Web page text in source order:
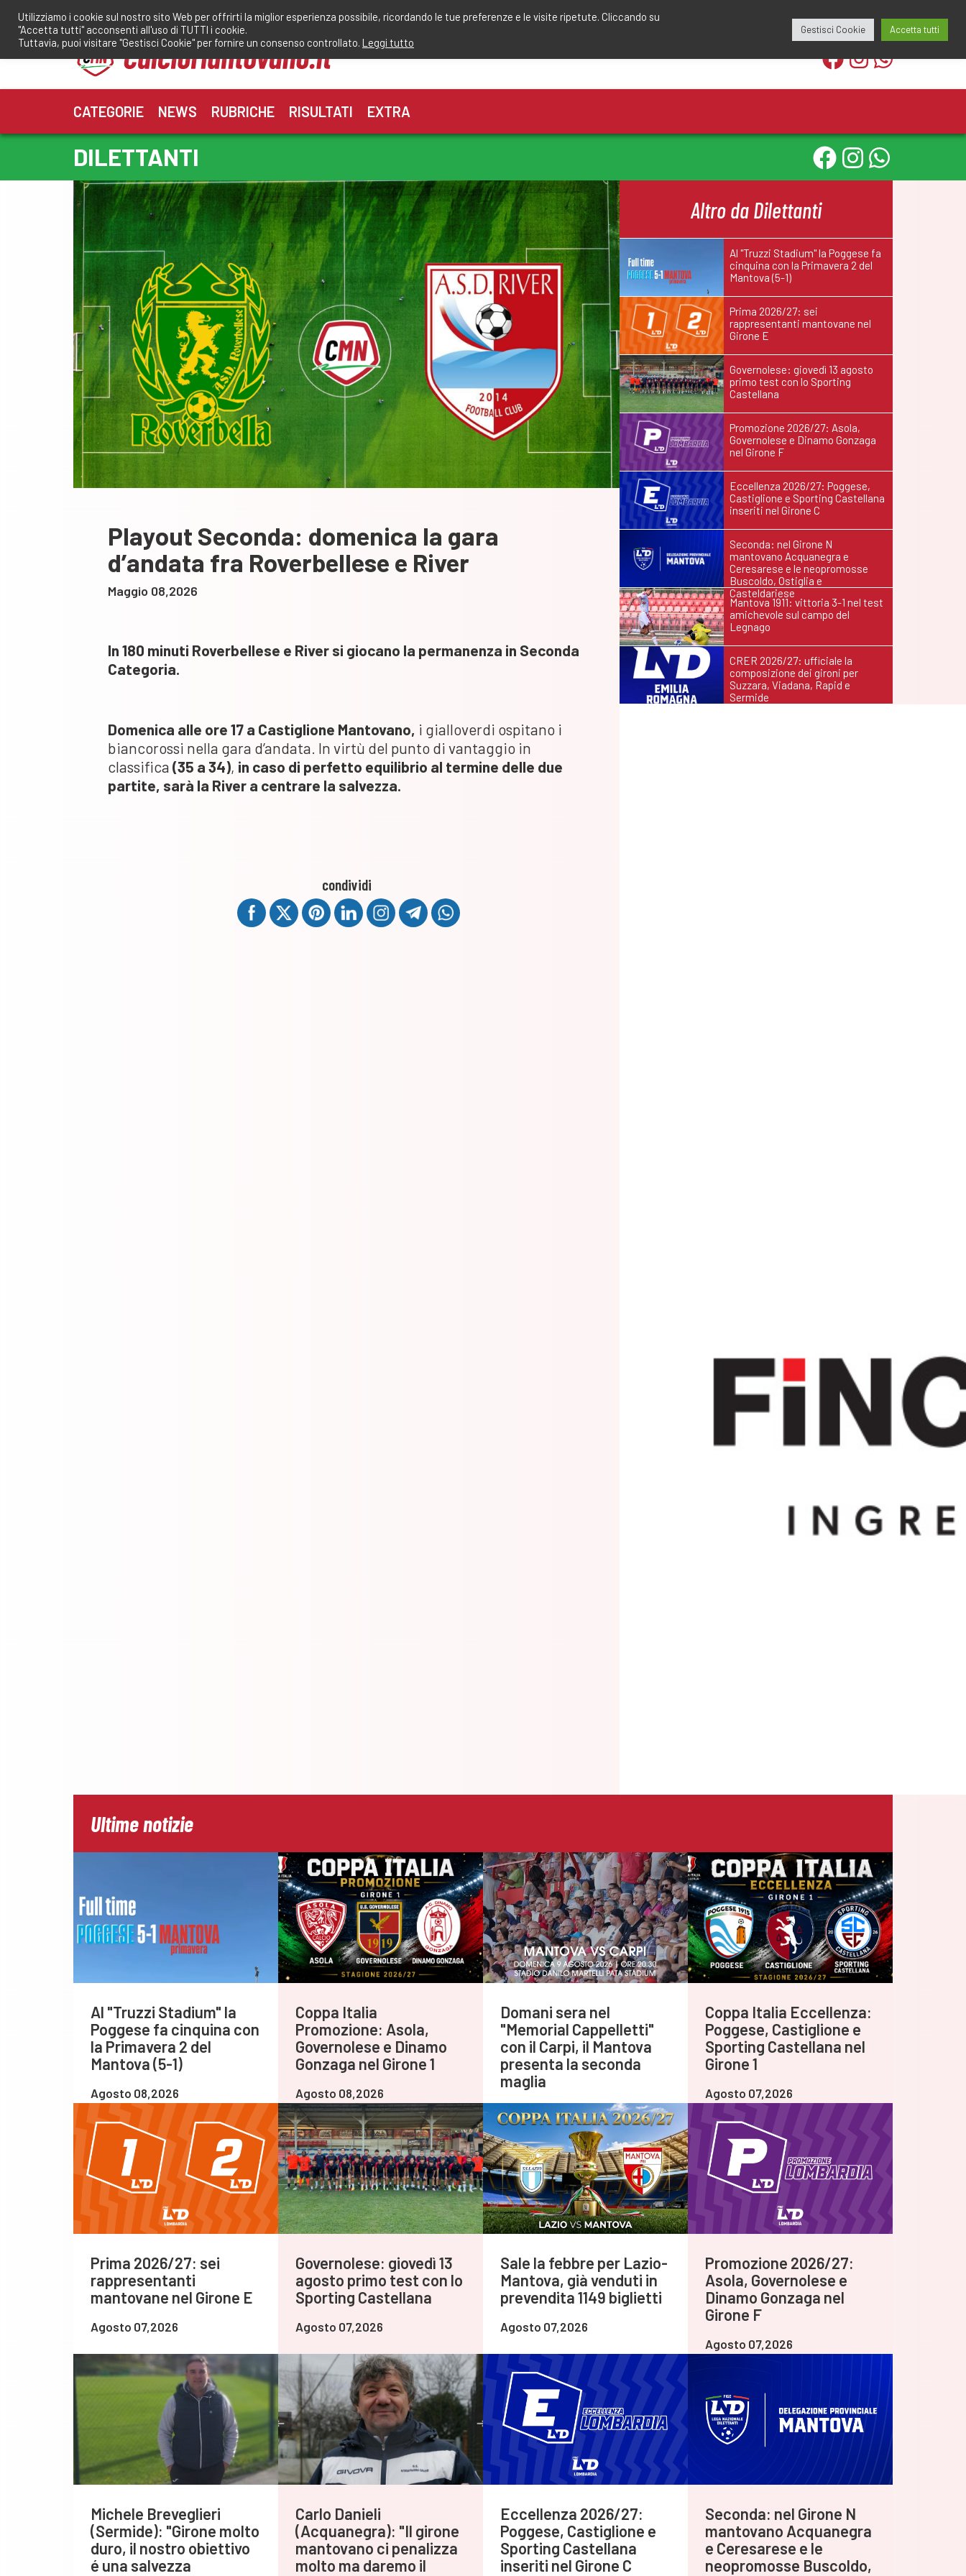
contenuto
redazione@calciomantovano.it
CATEGORIE NEWS RUBRICHE RISULTATI EXTRA
DILETTANTI
Playout Seconda: domenica la gara
d’andata fra Roverbellese e River
Maggio 08,2026
In 180 minuti Roverbellese e River si giocano la permanenza in Seconda
Categoria.
Domenica alle ore 17 a Castiglione Mantovano, i gialloverdi ospitano i
biancorossi nella gara d’andata. In virtù del punto di vantaggio in
classifica (35 a 34), in caso di perfetto equilibrio al termine delle due
partite, sarà la River a centrare la salvezza.
condividi
Altro da Dilettanti
Al "Truzzi Stadium" la Poggese fa
cinquina con la Primavera 2 del
Mantova (5-1)
Prima 2026/27: sei
rappresentanti mantovane nel
Girone E
Governolese: giovedì 13 agosto
primo test con lo Sporting
Castellana
Promozione 2026/27: Asola,
Governolese e Dinamo Gonzaga
nel Girone F
Eccellenza 2026/27: Poggese,
Castiglione e Sporting Castellana
inseriti nel Girone C
Seconda: nel Girone N
mantovano Acquanegra e
Ceresarese e le neopromosse
Buscoldo, Ostiglia e
Casteldariese
Mantova 1911: vittoria 3-1 nel test
amichevole sul campo del
Legnago
CRER 2026/27: ufficiale la
composizione dei gironi per
Suzzara, Viadana, Rapid e
Sermide
Ultime notizie
Al "Truzzi Stadium" la
Poggese fa cinquina con
la Primavera 2 del
Mantova (5-1)
Agosto 08,2026
Coppa Italia
Promozione: Asola,
Governolese e Dinamo
Gonzaga nel Girone 1
Agosto 08,2026
Domani sera nel
"Memorial Cappelletti"
con il Carpi, il Mantova
presenta la seconda
maglia
Agosto 08,2026
Coppa Italia Eccellenza:
Poggese, Castiglione e
Sporting Castellana nel
Girone 1
Agosto 07,2026
Prima 2026/27: sei
rappresentanti
mantovane nel Girone E
Agosto 07,2026
Governolese: giovedì 13
agosto primo test con lo
Sporting Castellana
Agosto 07,2026
Sale la febbre per Lazio-
Mantova, già venduti in
prevendita 1149 biglietti
Agosto 07,2026
Promozione 2026/27:
Asola, Governolese e
Dinamo Gonzaga nel
Girone F
Agosto 07,2026
Michele Breveglieri
(Sermide): "Girone molto
duro, il nostro obiettivo
é una salvezza
Carlo Danieli
(Acquanegra): "Il girone
mantovano ci penalizza
molto ma daremo il
Eccellenza 2026/27:
Poggese, Castiglione e
Sporting Castellana
inseriti nel Girone C
Seconda: nel Girone N
mantovano Acquanegra
e Ceresarese e le
neopromosse Buscoldo,
Utilizziamo i cookie sul nostro sito Web per offrirti la miglior esperienza possibile, ricordando le tue preferenze e le visite ripetute. Cliccando su
"Accetta tutti" acconsenti all'uso di TUTTI i cookie.
Tuttavia, puoi visitare "Gestisci Cookie" per fornire un consenso controllato. Leggi tutto
Gestisci Cookie Accetta tutti